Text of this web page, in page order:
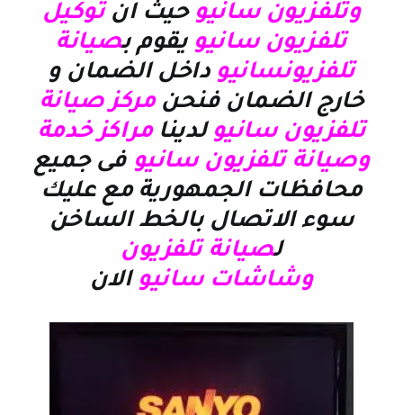
وتلفزيون سانيو حيث انتوكيل
تلفزيون سانيو يقوم بصيانة
تلفزيونسانيو داخل الضمان و
خارج الضمان فنحنمركز صيانة
تلفزيون سانيولدينا مراكز خدمة
وصيانة تلفزيون سانيو فى جميع
محافظات الجمهورية مع عليك
سوء الاتصال بالخط الساخن
لصيانة تلفزيون
وشاشات سانيو الان